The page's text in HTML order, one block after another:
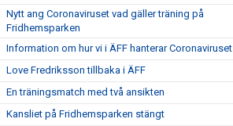
Nytt ang Coronaviruset vad gäller träning på
Fridhemsparken
Information om hur vi i ÄFF hanterar Coronaviruset
Love Fredriksson tillbaka i ÄFF
En träningsmatch med två ansikten
Kansliet på Fridhemsparken stängt